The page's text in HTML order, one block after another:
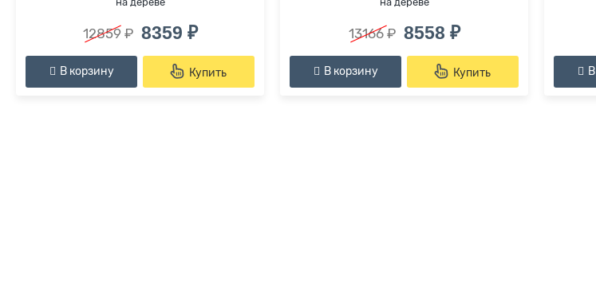
12859 ₽ 8359 ₽
В корзину Купить
13166 ₽ 8558 ₽
В корзину Купить